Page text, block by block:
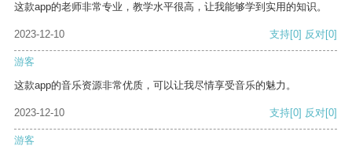
这款app的老师非常专业，教学水平很高，让我能够学到实用的知识。
2023-12-10 支持[0] 反对[0]
游客
这款app的音乐资源非常优质，可以让我尽情享受音乐的魅力。
2023-12-10 支持[0] 反对[0]
游客